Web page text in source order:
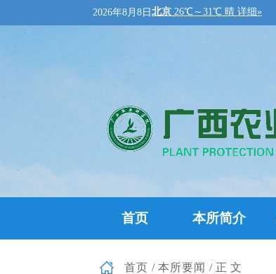
2026年8月8日
首页 本所简介
首页 / 本所要闻 /正文